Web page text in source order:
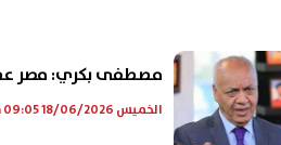
مصطفى بكري: مصر
الخميس 18/06/2026 09:05 م